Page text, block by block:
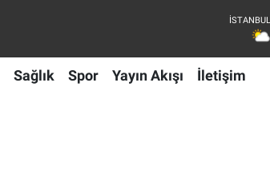
Sağlık Spor Yayın Akışı İletişim